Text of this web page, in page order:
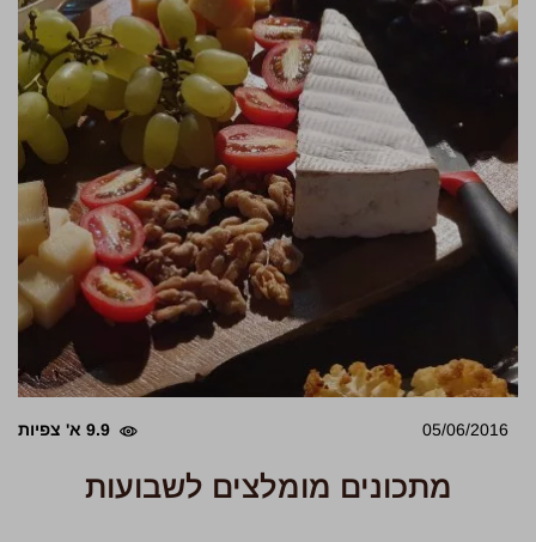
05/06/2016 9.9 א' צפיות
מתכונים מומלצים לשבועות